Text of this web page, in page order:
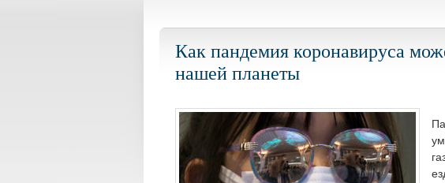
Как пандемия коронавируса
нашей планеты